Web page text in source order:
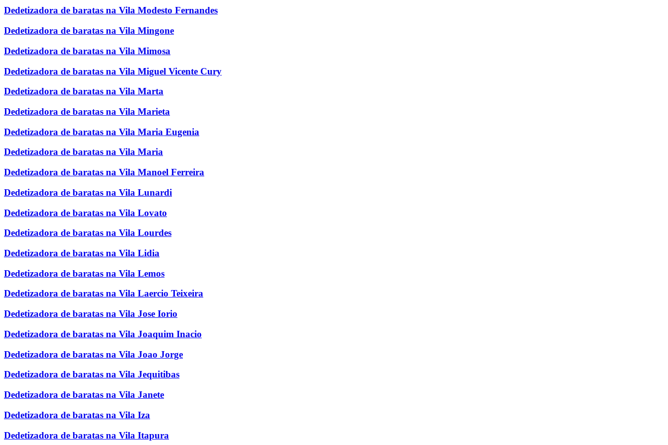
Dedetizadora de baratas na Vila Modesto Fernandes
Dedetizadora de baratas na Vila Mingone
Dedetizadora de baratas na Vila Mimosa
Dedetizadora de baratas na Vila Miguel Vicente Cury
Dedetizadora de baratas na Vila Marta
Dedetizadora de baratas na Vila Marieta
Dedetizadora de baratas na Vila Maria Eugenia
Dedetizadora de baratas na Vila Maria
Dedetizadora de baratas na Vila Manoel Ferreira
Dedetizadora de baratas na Vila Lunardi
Dedetizadora de baratas na Vila Lovato
Dedetizadora de baratas na Vila Lourdes
Dedetizadora de baratas na Vila Lidia
Dedetizadora de baratas na Vila Lemos
Dedetizadora de baratas na Vila Laercio Teixeira
Dedetizadora de baratas na Vila Jose Iorio
Dedetizadora de baratas na Vila Joaquim Inacio
Dedetizadora de baratas na Vila Joao Jorge
Dedetizadora de baratas na Vila Jequitibas
Dedetizadora de baratas na Vila Janete
Dedetizadora de baratas na Vila Iza
Dedetizadora de baratas na Vila Itapura